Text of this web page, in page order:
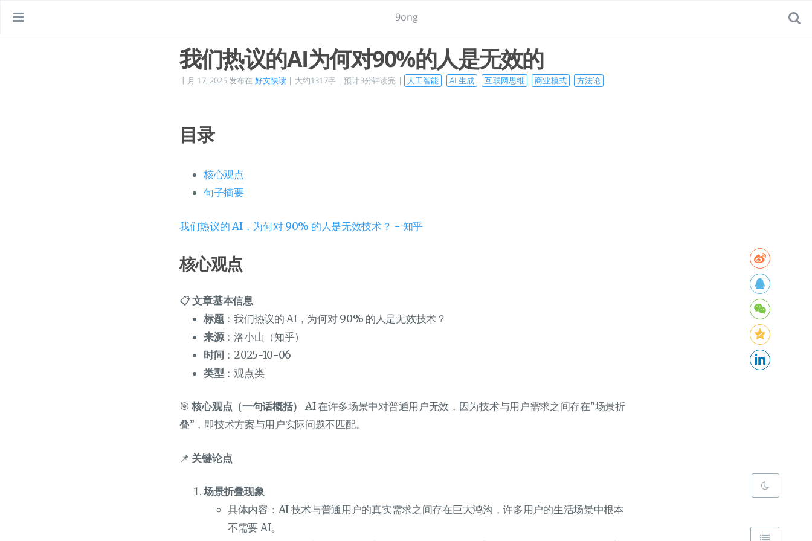
9ong
我们热议的AI为何对90%的人是无效的
十月 17, 2025发布在 好文快读 | 大约1317字 | 预计3分钟读完 | 人工智能 AI 生成 互联网思维 商业模式 方法论
目录
核心观点
句子摘要
我们热议的 AI，为何对 90% 的人是无效技术？ - 知乎
核心观点
📋文章基本信息
标题：我们热议的 AI，为何对 90% 的人是无效技术？
来源：洛小山（知乎）
时间 ：2025-10-06
类型 ：观点类
🎯核心观点（一句话概括）
AI 在许多场景中对普通用户无效，因为技术与用户需求之间存在"场景折
叠”，即技术方案与用户实际问题不匹配。
📌 关键论点
场景折叠现象
具体内容：AI 技术与普通用户的真实需求之间存在巨大鸿沟，许多用户的生活场景中根本
不需要 AI。